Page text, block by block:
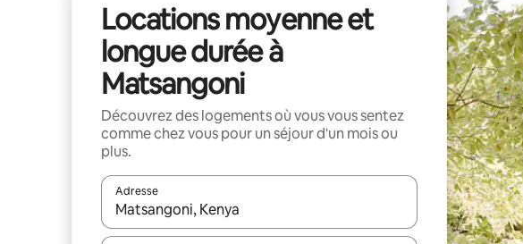
Locations moyenne et
longue durée à
Matsangoni
Découvrez des logements où vous vous sentez
comme chez vous pour un séjour d'un mois ou
plus.
Adresse
Lorsque les résultats s'affichent, utilisez les flèches vers le haut et